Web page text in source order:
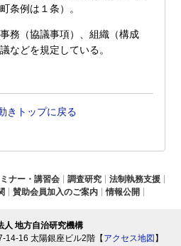
条例は１条）。
務（協議事項）、組織（構成
などを規定している。
きトップに戻る
ナー・講習会 調査研究
法制執務支援
賛助会員加入のご案内 情報公開
人 地方自治研究機構
14-16 太陽銀座ビル2階【 アクセス地図 】